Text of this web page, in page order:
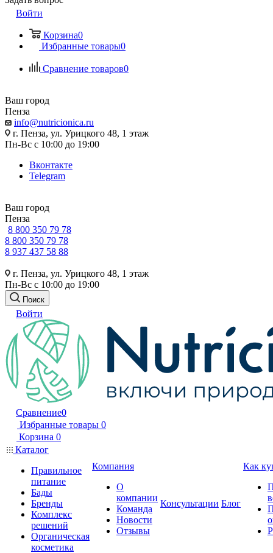
Войти
Корзина0
Избранные товары0
Сравнение товаров0
Ваш город
Пенза
info@nutricionica.ru
г. Пенза, ул. Урицкого 48, 1 этаж
Пн-Вс с 10:00 до 19:00
Вконтакте
Telegram
Ваш город
Пенза
8 800 350 79 78
8 800 350 79 78
8 937 437 58 88
г. Пенза, ул. Урицкого 48, 1 этаж
Пн-Вс с 10:00 до 19:00
Поиск
Войти
Сравнение0
Избранные товары 0
Корзина 0
Каталог
Правильное
питание
Бады
Бренды
Комплекс
решений
Органическая
косметика
Компания
О
компании
Команда
Новости
Отзывы
Консультации Блог
Как